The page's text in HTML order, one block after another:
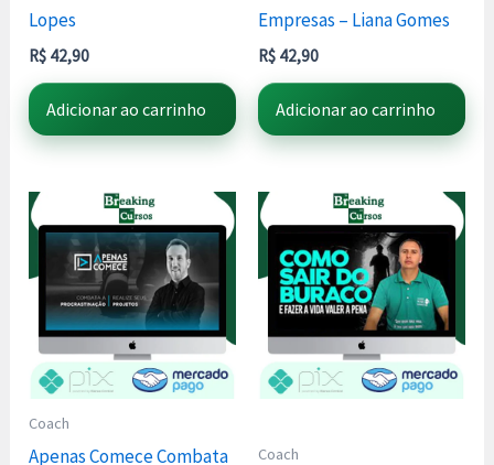
Lopes
R$ 42,90
Adicionar ao carrinho
Empresas – Liana Gomes
R$ 42,90
Adicionar ao carrinho
Coach
Apenas Comece Combata
Coach